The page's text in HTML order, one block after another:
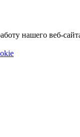
нашего веб-